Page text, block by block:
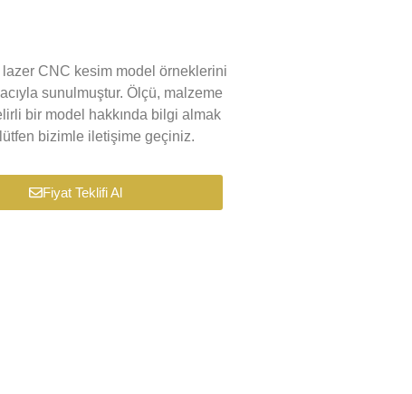
CNC kesim model örneklerini
sunulmuştur. Ölçü, malzeme
bir model hakkında bilgi almak
bizimle iletişime geçiniz.
Fiyat Teklifi Al